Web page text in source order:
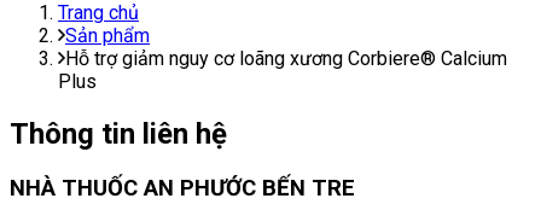
Trang chủ
Sản phẩm
Hỗ trợ giảm nguy cơ loãng xương Corbiere® Calcium
Plus
Thông tin liên hệ
NHÀ THUỐC AN PHƯỚC BẾN TRE